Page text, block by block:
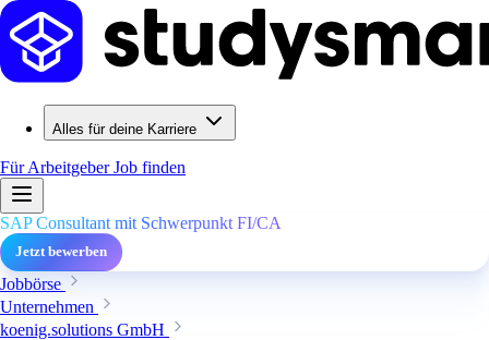
Alles für deine Karriere
Für ArbeitgeberJob finden
SAP Consultant mit Schwerpunkt FI/CA
Jetzt bewerben
Jobbörse
Unternehmen
koenig.solutions GmbH